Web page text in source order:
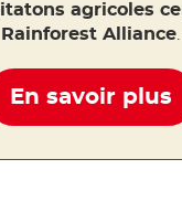
agricoles
Rainforest Alliance.
En savoir plus